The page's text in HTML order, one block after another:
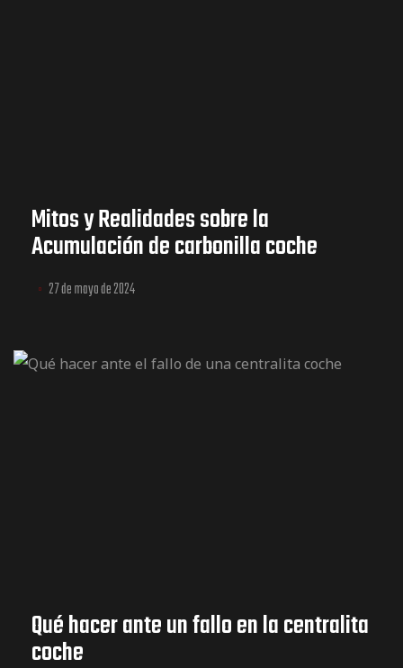
Mitos y Realidades sobre la
Acumulación de carbonilla coche
27 de mayo de 2024
Qué hacer ante un fallo en la centralita
coche